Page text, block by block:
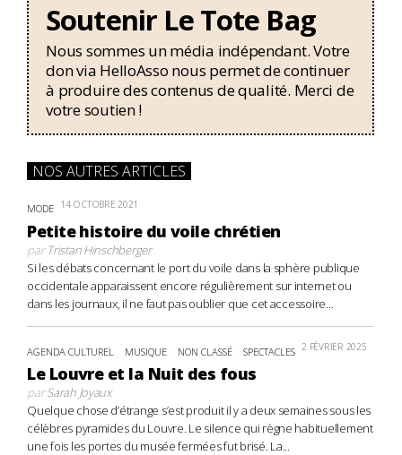
Soutenir Le Tote Bag
Nous sommes un média indépendant. Votre
don via HelloAsso nous permet de continuer
à produire des contenus de qualité. Merci de
votre soutien !
NOS AUTRES ARTICLES
MODE 14 OCTOBRE 2021
Petite histoire du voile chrétien
parTristan Hinschberger
Si les débats concernant le port du voile dans la sphère publique
occidentale apparaissent encore régulièrement sur internet ou
dans les journaux, il ne faut pas oublier que cet accessoire...
AGENDA CULTUREL MUSIQUE NON CLASSÉ SPECTACLES 2 FÉVRIER 2025
Le Louvre et la Nuit des fous
parSarah Joyaux
Quelque chose d’étrange s’est produit il y a deux semaines sous les
célèbres pyramides du Louvre. Le silence qui règne habituellement
une fois les portes du musée fermées fut brisé. La...